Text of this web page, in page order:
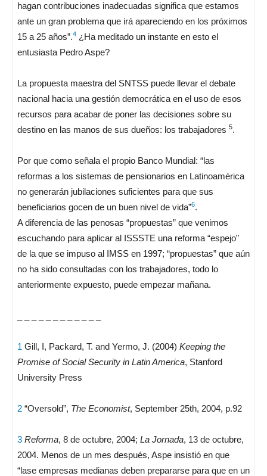
hagan contribuciones inadecuadas significa que estamos
ante un gran problema que irá apareciendo en los próximos
15 a 25 años”.4 ¿Ha meditado un instante en esto el
entusiasta Pedro Aspe?
La propuesta maestra del SNTSS puede llevar el debate
nacional hacia una gestión democrática en el uso de esos
recursos para acabar de poner las decisiones sobre su
destino en las manos de sus dueños: los trabajadores 5.
Por que como señala el propio Banco Mundial: “las
reformas a los sistemas de pensionarios en Latinoamérica
no generarán jubilaciones suficientes para que sus
beneficiarios gocen de un buen nivel de vida”6.
A diferencia de las penosas “propuestas” que venimos
escuchando para aplicar al ISSSTE una reforma “espejo”
de la que se impuso al IMSS en 1997; “propuestas” que aún
no ha sido consultadas con los trabajadores, todo lo
anteriormente expuesto, puede empezar mañana.
1 Gill, I, Packard, T. and Yermo, J. (2004) Keeping the
Promise of Social Security in Latin America, Stanford
University Press
2 “Oversold”, The Economist, September 25th, 2004, p.92
3 Reforma, 8 de octubre, 2004; La Jornada, 13 de octubre,
2004. Menos de un mes después, Aspe insistió en que
“lase empresas medianas deben prepararse para que en un